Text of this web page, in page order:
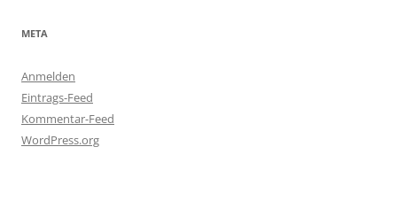
META
Anmelden
Eintrags-Feed
Kommentar-Feed
WordPress.org